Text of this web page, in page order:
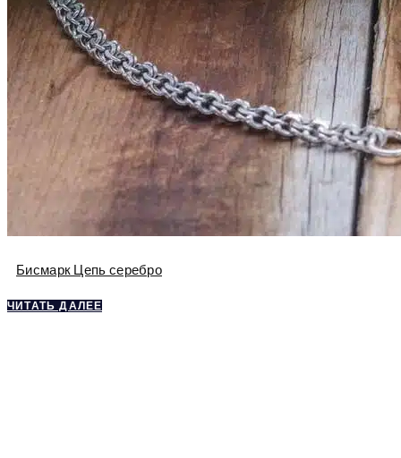
Бисмарк Цепь серебро
ЧИТАТЬ ДАЛЕЕ